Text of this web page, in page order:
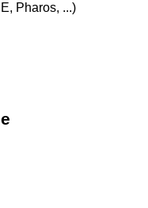
Pharos, ...)